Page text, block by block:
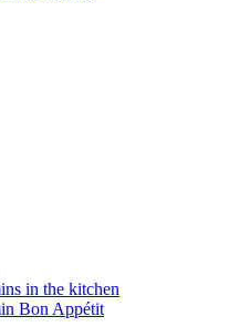
in the kitchen
Bon Appétit